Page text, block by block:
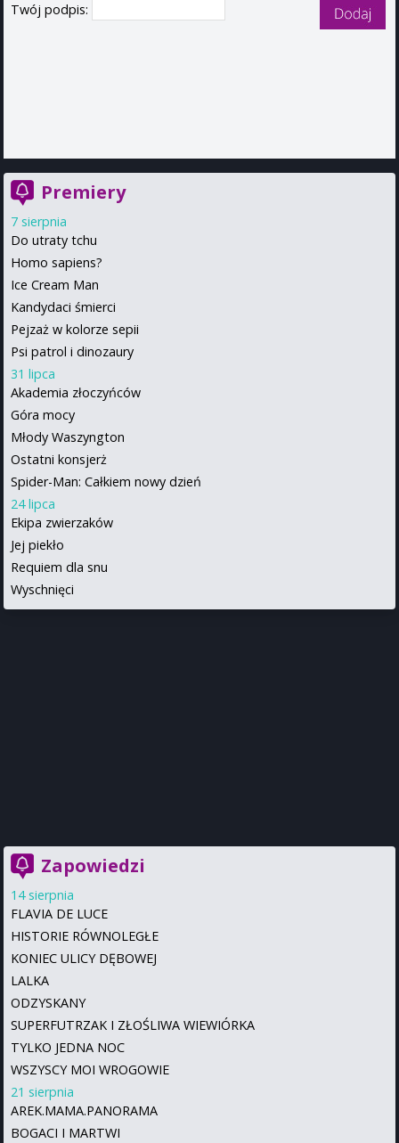
Twój podpis:
Premiery
7 sierpnia
Do utraty tchu
Homo sapiens?
Ice Cream Man
Kandydaci śmierci
Pejzaż w kolorze sepii
Psi patrol i dinozaury
31 lipca
Akademia złoczyńców
Góra mocy
Młody Waszyngton
Ostatni konsjerż
Spider-Man: Całkiem nowy dzień
24 lipca
Ekipa zwierzaków
Jej piekło
Requiem dla snu
Wyschnięci
Zapowiedzi
14 sierpnia
FLAVIA DE LUCE
HISTORIE RÓWNOLEGŁE
KONIEC ULICY DĘBOWEJ
LALKA
ODZYSKANY
SUPERFUTRZAK I ZŁOŚLIWA WIEWIÓRKA
TYLKO JEDNA NOC
WSZYSCY MOI WROGOWIE
21 sierpnia
AREK.MAMA.PANORAMA
BOGACI I MARTWI